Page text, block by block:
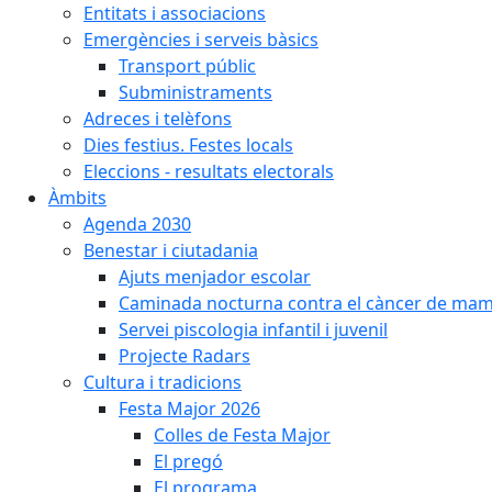
Entitats i associacions
Emergències i serveis bàsics
Transport públic
Subministraments
Adreces i telèfons
Dies festius. Festes locals
Eleccions - resultats electorals
Àmbits
Agenda 2030
Benestar i ciutadania
Ajuts menjador escolar
Caminada nocturna contra el càncer de
Servei piscologia infantil i juvenil
Projecte Radars
Cultura i tradicions
Festa Major 2026
Colles de Festa Major
El pregó